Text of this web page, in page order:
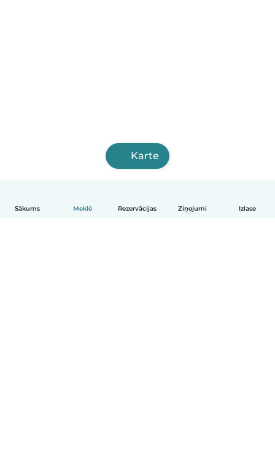
Sākums Meklē Rezervācijas Ziņojumi Izlase
Karte